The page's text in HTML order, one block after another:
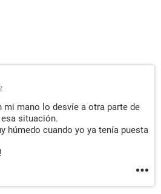
mi mano lo desvíe a otra parte de
situación.
húmedo cuando yo ya tenía puesta